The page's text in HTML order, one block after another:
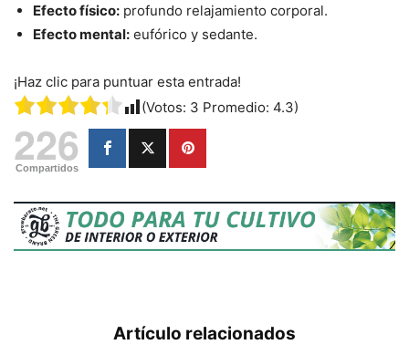
Efecto físico: profundo relajamiento corporal.
Efecto mental: eufórico y sedante.
¡Haz clic para puntuar esta entrada!
(Votos: 3 Promedio: 4.3)
226
Compartidos
Artículo relacionados